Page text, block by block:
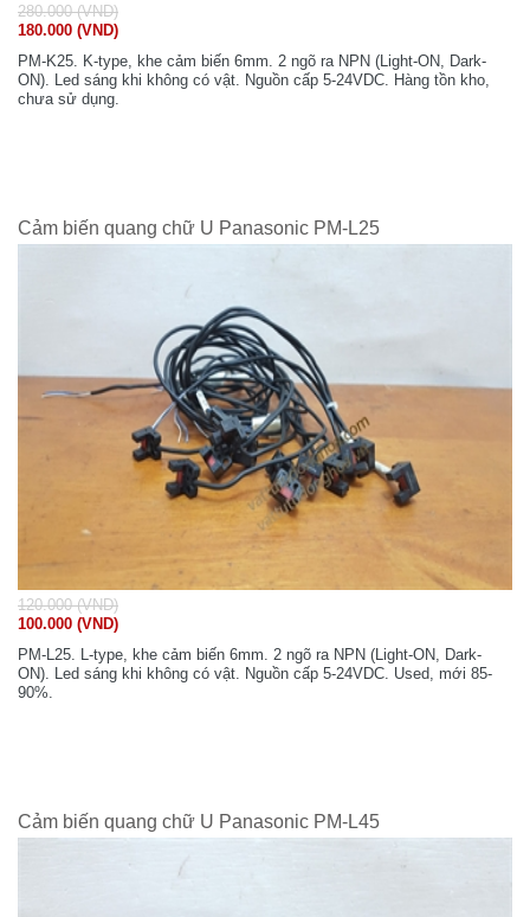
280.000 (VND)
180.000 (VND)
PM-K25. K-type, khe cảm biến 6mm. 2 ngõ ra NPN (Light-ON, Dark-
ON). Led sáng khi không có vật. Nguồn cấp 5-24VDC. Hàng tồn kho,
chưa sử dụng.
Cảm biến quang chữ U Panasonic PM-L25
120.000 (VND)
100.000 (VND)
PM-L25. L-type, khe cảm biến 6mm. 2 ngõ ra NPN (Light-ON, Dark-
ON). Led sáng khi không có vật. Nguồn cấp 5-24VDC. Used, mới 85-
90%.
Cảm biến quang chữ U Panasonic PM-L45